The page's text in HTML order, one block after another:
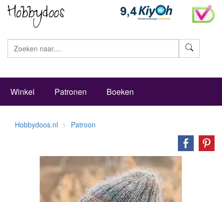
Winkel Patronen Boeken
Hobbydoos.nl Patroon